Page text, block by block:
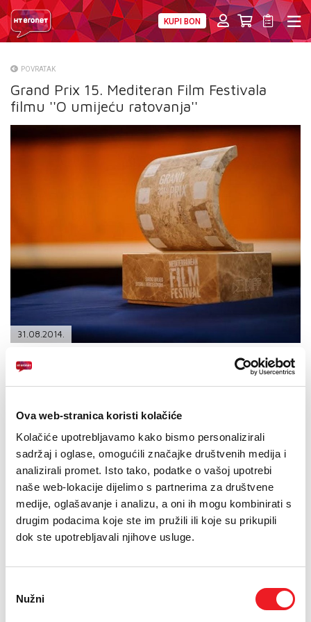
Ova web-stranica koristi kolačiće
Kolačiće upotrebljavamo kako bismo personalizirali
sadržaj i oglase, omogućili značajke društvenih medija i
analizirali promet. Isto tako, podatke o vašoj upotrebi
naše web-lokacije dijelimo s partnerima za društvene
medije, oglašavanje i analizu, a oni ih mogu kombinirati s
drugim podacima koje ste im pružili ili koje su prikupili
dok ste upotrebljavali njihove usluge.
pristanka
Nužni
KUPI BON
O NAMA
NATJEČAJI
MOJ PROFIL
TELEFONSKI IMENIK
POVRATAK
Grand Prix 15. Mediteran Film Festivala
filmu ''O umijeću ratovanja''
31.08.2014.
Sinoć je u prepunom kinu Borak dodjelom MFF projektora
završen 15. Mediteran Film Festiva powered by HT
para Silvije Luzi i Luce Bellina za film u dugometražnoj
kratkometražnog dokumentarca proglašen je film
španjolske redateljice Rosera Corelle ''Zatočenici
Kanuna'', dok je posebnu nagradu publike osvojio film
izraelskog redatelja Bernarda Dicheka ''''Kalusz koji sam
poznavao''''.
Specijalno priznanje 15. MFF-a u dugometražnoj konkurenciji
pripalo je izraelskom filmu ‘’Prije revolucije’’, redatelja Dana
osobno ali ne i privatno istraživanje povijesti jedne obitelji kroz koje
odnosima prije revolucije. Duboko dirljiva priča postavlja
univerzalna pitanja morala i etike s kojima smo konfrontirani u